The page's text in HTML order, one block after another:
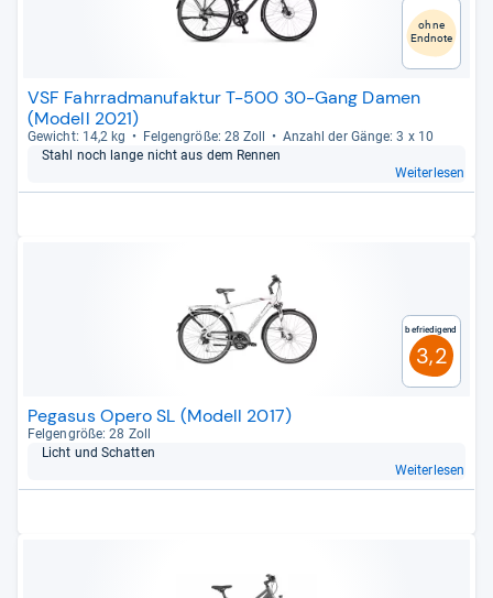
ohne
Endnote
VSF Fahrradmanufaktur T-500 30-Gang Damen
(Modell 2021)
Gewicht: 14,2 kg Fel­gen­größe: 28 Zoll
Anzahl der Gänge: 3 x 10
Stahl noch lange nicht aus dem Ren­nen
Weiterlesen
Befriedigend
3,2
Pegasus Opero SL (Modell 2017)
Fel­gen­größe: 28 Zoll
Licht und Schat­ten
Weiterlesen